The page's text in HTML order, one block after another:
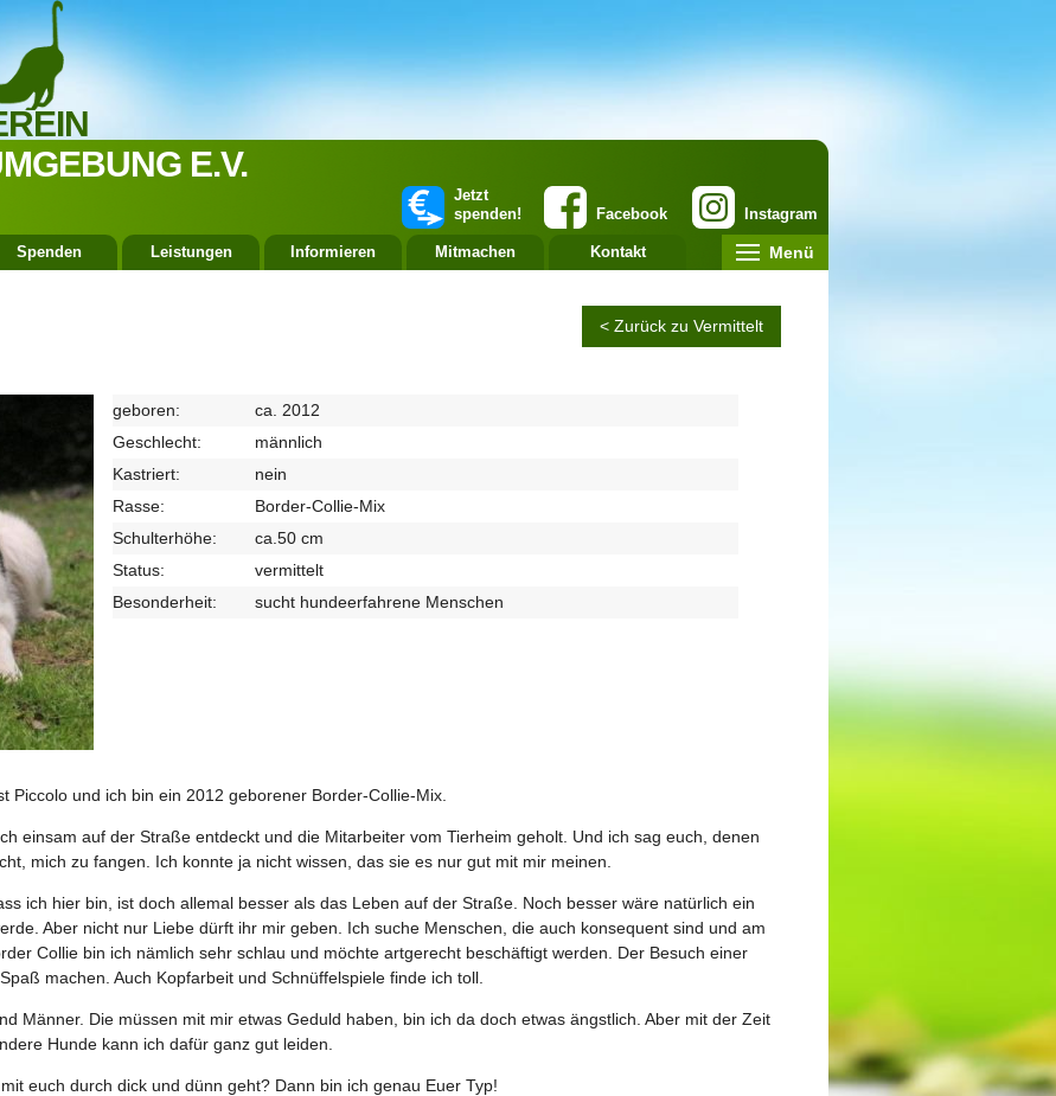
E.V.
Instagram
Facebook
Jetzt
spenden!
Spenden Leistungen Informieren Mitmachen Kontakt Menü
< Zurück zu Vermittelt
geboren:
ca. 2012
Geschlecht:
männlich
Kastriert:
nein
Rasse:
Border-Collie-Mix
Schulterhöhe:
ca.50 cm
Status:
vermittelt
Besonderheit:
sucht hundeerfahrene Menschen
Piccolo und ich bin ein 2012 geborener Border-Collie-Mix.
einsam auf der Straße entdeckt und die Mitarbeiter vom Tierheim geholt. Und ich sag euch, denen
mich zu fangen. Ich konnte ja nicht wissen, das sie es nur gut mit mir meinen.
ich hier bin, ist doch allemal besser als das Leben auf der Straße. Noch besser wäre natürlich ein
Aber nicht nur Liebe dürft ihr mir geben. Ich suche Menschen, die auch konsequent sind und am
Collie bin ich nämlich sehr schlau und möchte artgerecht beschäftigt werden. Der Besuch einer
machen. Auch Kopfarbeit und Schnüffelspiele finde ich toll.
Männer. Die müssen mit mir etwas Geduld haben, bin ich da doch etwas ängstlich. Aber mit der Zeit
Hunde kann ich dafür ganz gut leiden.
euch durch dick und dünn geht? Dann bin ich genau Euer Typ!